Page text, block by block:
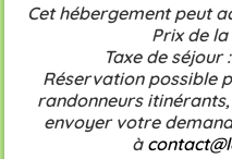
Cet hébergement peut
Prix de
Taxe de
Réservation possible
randonneurs
envoyer votre
à